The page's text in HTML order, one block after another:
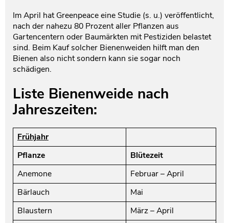
Im April hat Greenpeace eine Studie (s. u.) veröffentlicht,
nach der nahezu 80 Prozent aller Pflanzen aus
Gartencentern oder Baumärkten mit Pestiziden belastet
sind. Beim Kauf solcher Bienenweiden hilft man den
Bienen also nicht sondern kann sie sogar noch
schädigen.
Liste Bienenweide nach
Jahreszeiten:
Frühjahr
Pflanze
Blütezeit
Anemone
Februar – April
Bärlauch
Mai
Blaustern
März – April